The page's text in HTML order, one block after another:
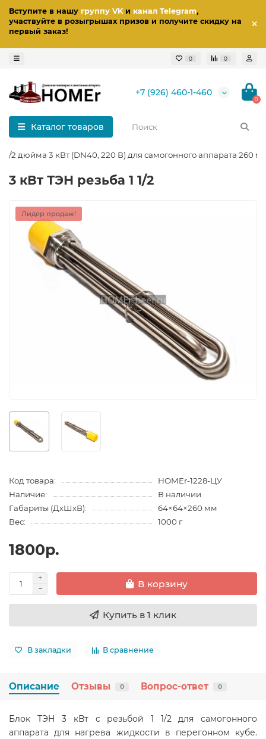
Вступите в нашу группу VKи канал Telegram,
участвуйте в розыгрышах призов и получите скидку на
первый заказ!
0 0
+7 (926) 460-1-460
0
Каталог товаров
1/2 дюйма 3 кВт (DN40, 220 В) для самогонного аппарата 260
3 кВт ТЭН резьба 1 1/2
Лидер продаж!
Код товара:
HOMEr-1228-ЦУ
Наличие:
В наличии
Габариты (ДхШхВ):
64×64×260 мм
Вес:
1000 г
1800р.
В корзину
Купить в 1 клик
В закладки В сравнение
Описание Отзывы 0 Вопрос-ответ 0
Блок ТЭН 3 кВт с резьбой 1 1/2 для самогонного
аппарата для нагрева жидкости в перегонном кубе.